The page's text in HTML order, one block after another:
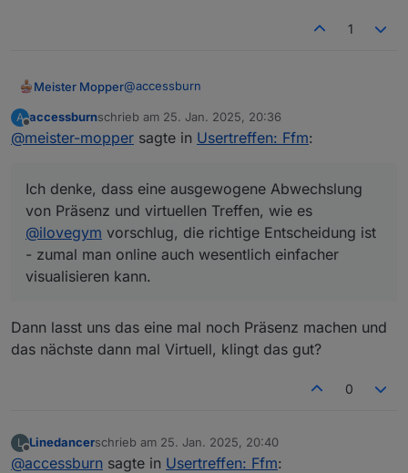
1
Meister Mopper@accessburn
Ich habe jetzt mal einen Termin im März
bestätigt.
Stromflaute, weil mein Pkw sich den Wolf lädt
).
Ich denke, dass eine ausgewogene
Abwechslung von Präsenz und virtuellen
Treffen, wie es
@ ilovegym
vorschlug, die
richtige Entscheidung ist - zumal man online
auch wesentlich einfacher visualisieren kann.
A
Offline
accessburnschrieb am 25. Jan. 2025, 20:36
zuletzt editiert von
@meister-mopper sagte in Usertreffen: Ffm:
Ich denke, dass eine ausgewogene Abwechslung
von Präsenz und virtuellen Treffen, wie es
@ilovegym vorschlug, die richtige Entscheidung ist
- zumal man online auch wesentlich einfacher
visualisieren kann.
Dann lasst uns das eine mal noch Präsenz machen und
das nächste dann mal Virtuell, klingt das gut?
0
L Linedancerschrieb am 25. Jan. 2025, 20:40
zuletzt editiert von
@accessburn sagte in Usertreffen: Ffm: